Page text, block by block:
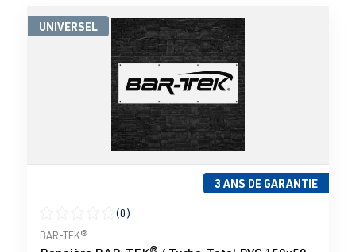
UNIVERSEL
3 ANS DE GARANTIE
Note moyenne de 0 sur 5 étoiles
(0)
BAR-TEK®